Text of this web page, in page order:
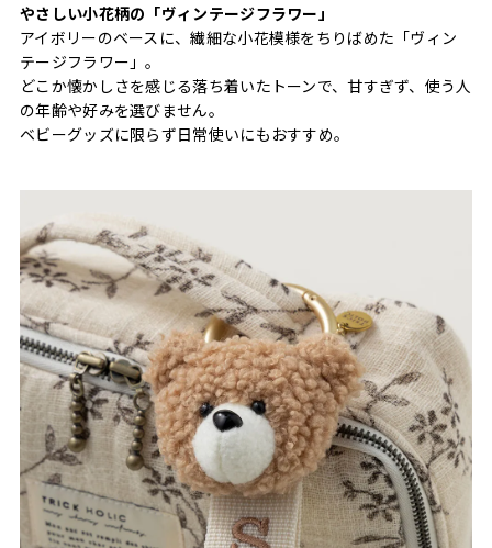
やさしい小花柄の「ヴィンテージフラワー」
アイボリーのベースに、繊細な小花模様をちりばめた「ヴィン
テージフラワー」。
どこか懐かしさを感じる落ち着いたトーンで、甘すぎず、使う人
の年齢や好みを選びません。
ベビーグッズに限らず日常使いにもおすすめ。